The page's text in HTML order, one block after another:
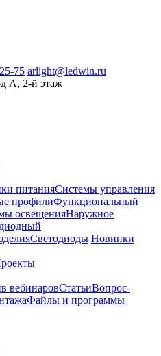
75 arlight@ledwin.ru
А, 2-й этаж
питанияСистемы управления
профилиФункциональный
освещенияНаружное
Светодиоды Новинки
вебинаровСтатьиВопрос-
Файлы и программы